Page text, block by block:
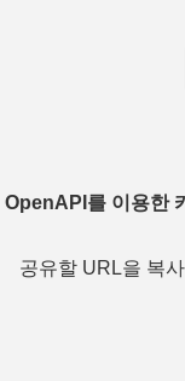
OpenAPI를 이용한
공유할 URL을 복